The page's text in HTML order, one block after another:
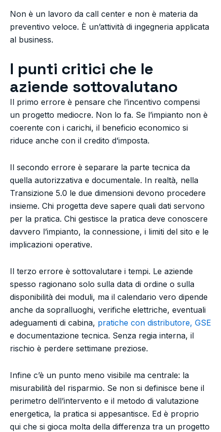
Non è un lavoro da call center e non è materia da
preventivo veloce. È un’attività di ingegneria applicata
al business.
I punti critici che le
aziende sottovalutano
Il primo errore è pensare che l’incentivo compensi
un progetto mediocre. Non lo fa. Se l’impianto non è
coerente con i carichi, il beneficio economico si
riduce anche con il credito d’imposta.
Il secondo errore è separare la parte tecnica da
quella autorizzativa e documentale. In realtà, nella
Transizione 5.0 le due dimensioni devono procedere
insieme. Chi progetta deve sapere quali dati servono
per la pratica. Chi gestisce la pratica deve conoscere
davvero l’impianto, la connessione, i limiti del sito e le
implicazioni operative.
Il terzo errore è sottovalutare i tempi. Le aziende
spesso ragionano solo sulla data di ordine o sulla
disponibilità dei moduli, ma il calendario vero dipende
anche da sopralluoghi, verifiche elettriche, eventuali
adeguamenti di cabina, pratiche con distributore, GSE
e documentazione tecnica. Senza regia interna, il
rischio è perdere settimane preziose.
Infine c’è un punto meno visibile ma centrale: la
misurabilità del risparmio. Se non si definisce bene il
perimetro dell’intervento e il metodo di valutazione
energetica, la pratica si appesantisce. Ed è proprio
qui che si gioca molta della differenza tra un progetto